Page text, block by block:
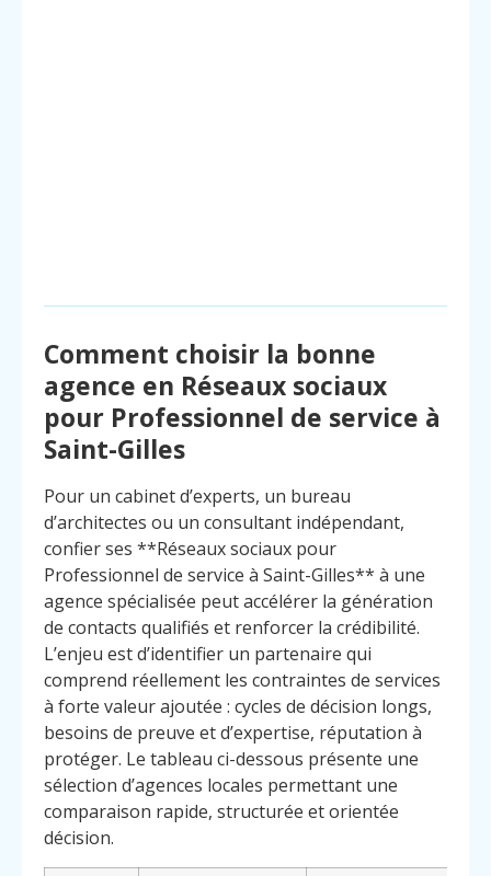
Comment choisir la bonne
agence en Réseaux sociaux
pour Professionnel de service à
Saint-Gilles
Pour un cabinet d’experts, un bureau
d’architectes ou un consultant indépendant,
confier ses **Réseaux sociaux pour
Professionnel de service à Saint-Gilles** à une
agence spécialisée peut accélérer la génération
de contacts qualifiés et renforcer la crédibilité.
L’enjeu est d’identifier un partenaire qui
comprend réellement les contraintes de services
à forte valeur ajoutée : cycles de décision longs,
besoins de preuve et d’expertise, réputation à
protéger. Le tableau ci-dessous présente une
sélection d’agences locales permettant une
comparaison rapide, structurée et orientée
décision.